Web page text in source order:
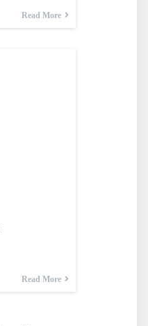
Read More
Read More